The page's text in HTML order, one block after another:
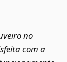
no
com a